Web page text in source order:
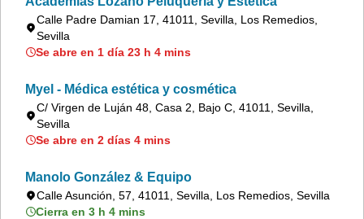
Calle Padre Damian 17, 41011, Sevilla, Los Remedios,
Sevilla
Se abre en 1 día 23 h 4 mins
Myel - Médica estética y cosmética
C/ Virgen de Luján 48, Casa 2, Bajo C, 41011, Sevilla,
Sevilla
Se abre en 2 días 4 mins
Manolo González & Equipo
Calle Asunción, 57, 41011, Sevilla, Los Remedios, Sevilla
Cierra en 3 h 4 mins